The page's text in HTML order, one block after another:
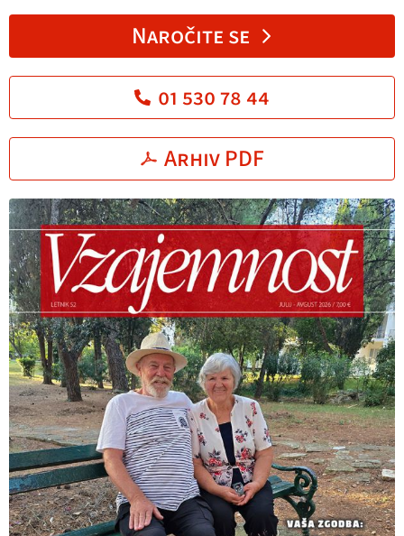
Naročite se
01 530 78 44
Arhiv PDF